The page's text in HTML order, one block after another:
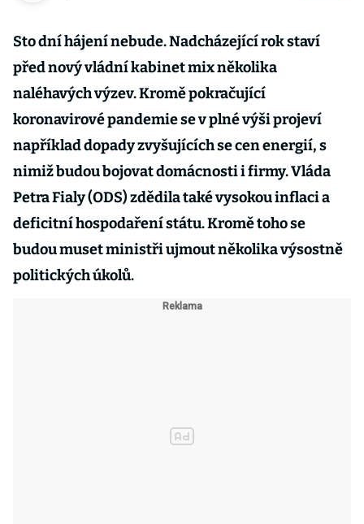
Sto dní hájení nebude. Nadcházející rok staví
před nový vládní kabinet mix několika
naléhavých výzev. Kromě pokračující
koronavirové pandemie se v plné výši projeví
například dopady zvyšujících se cen energií, s
nimiž budou bojovat domácnosti i firmy. Vláda
Petra Fialy (ODS) zdědila také vysokou inflaci a
deficitní hospodaření státu. Kromě toho se
budou muset ministři ujmout několika výsostně
politických úkolů.